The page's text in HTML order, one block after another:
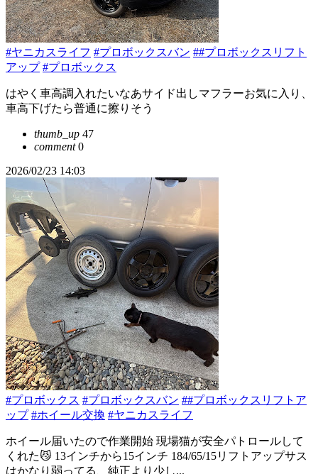
#ヤニカスライフ #プロボックスバン ##プロボックスリフト
アップ #プロボックス
はやく車高調入れたいなあサイド出しマフラーお気に入り、
車高下げたら普通に擦りそう
thumb_up 47
comment0
2026/02/23 14:03
#プロボックス #プロボックスバン ##プロボックスリフトア
ップ #ホイール交換 #ヤニカスライフ
ホイール届いたので作業開始 現場猫が安全パトロールして
くれた😼 13インチから15インチ 184/65/15リフトアップサス
はかなり弱ってる、純正より少し...